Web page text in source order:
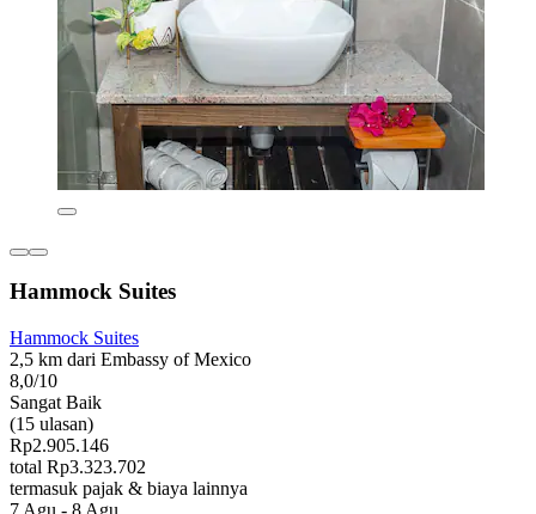
Hammock Suites
Hammock Suites
2,5 km dari Embassy of Mexico
8,0/10
Sangat Baik
(15 ulasan)
Rp2.905.146
total Rp3.323.702
termasuk pajak & biaya lainnya
7 Agu - 8 Agu